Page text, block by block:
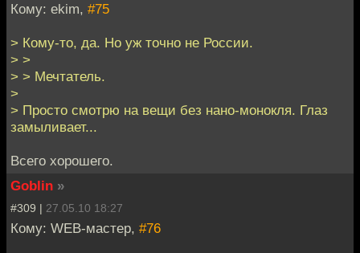
Кому: ekim, #75
> Кому-то, да. Но уж точно не России.
> >
> > Мечтатель.
>
> Просто смотрю на вещи без нано-монокля. Глаз
замыливает...
Всего хорошего.
Goblin »
#309 | 27.05.10 18:27
Кому: WEB-мастер, #76